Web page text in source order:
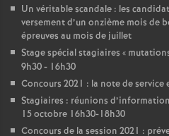
Un véritable scandale : les
versement d’un onzième mois de
épreuves au mois de juillet
Stage spécial stagiaires «
9h30 - 16h30
Concours 2021 : la note de service
Stagiaires : réunions
15 octobre 16h30-18h30
Concours de la session 2021 :